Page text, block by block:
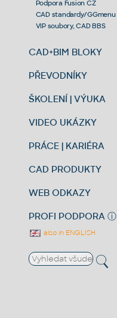
Podpora Fusion CZ
CAD standardy/GGmenu
VIP soubory, CAD BBS
CAD+BIM BLOKY
PŘEVODNÍKY
ŠKOLENÍ | VÝUKA
VIDEO UKÁZKY
PRÁCE | KARIÉRA
CAD PRODUKTY
WEB ODKAZY
PROFI PODPORA ⓘ
also in ENGLISH